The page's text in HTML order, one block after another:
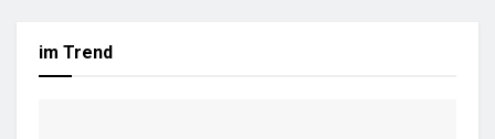
im Trend